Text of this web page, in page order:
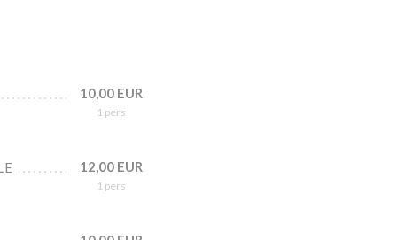
10,00 EUR
1 pers
12,00 EUR
1 pers